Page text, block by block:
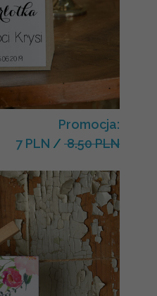
Promocja:
7 PLN / 8.50 PLN